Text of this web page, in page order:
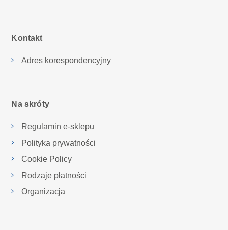
Kontakt
Adres korespondencyjny
Na skróty
Regulamin e-sklepu
Polityka prywatności
Cookie Policy
Rodzaje płatności
Organizacja